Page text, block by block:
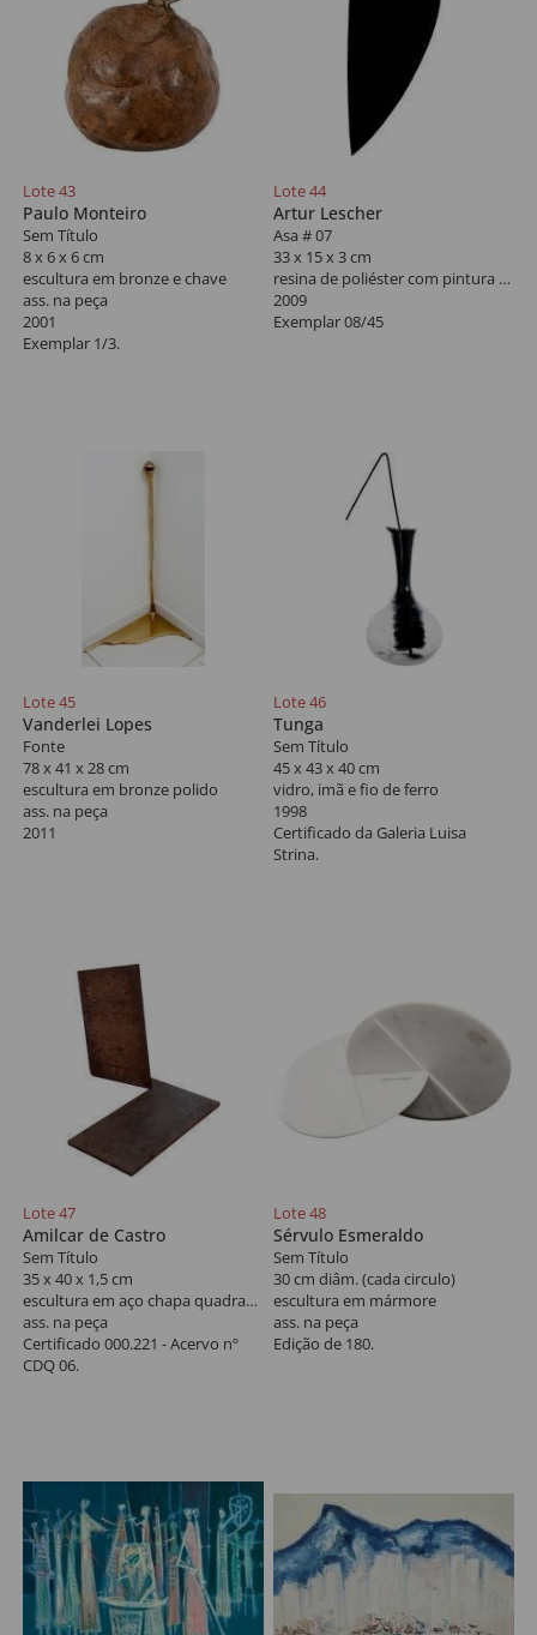
Lote 43
Paulo Monteiro
Sem Título
8 x 6 x 6 cm
escultura em bronze e chave
ass. na peça
2001
Exemplar 1/3.
Lote 44
Artur Lescher
Asa # 07
33 x 15 x 3 cm
resina de poliéster com pintura automotiva
2009
Exemplar 08/45
Lote 45
Vanderlei Lopes
Fonte
78 x 41 x 28 cm
escultura em bronze polido
ass. na peça
2011
Lote 46
Tunga
Sem Título
45 x 43 x 40 cm
vidro, imã e fio de ferro
1998
Certificado da Galeria Luisa
Strina.
Lote 47
Amilcar de Castro
Sem Título
35 x 40 x 1,5 cm
escultura em aço chapa quadrada
ass. na peça
Certificado 000.221 - Acervo nº
CDQ 06.
Lote 48
Sérvulo Esmeraldo
Sem Título
30 cm diâm. (cada circulo)
escultura em mármore
ass. na peça
Edição de 180.